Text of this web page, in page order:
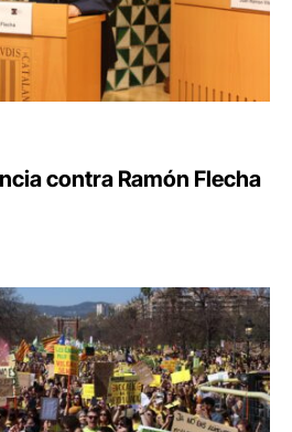
contra Ramón Flecha